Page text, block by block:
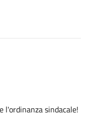
l'ordinanza sindacale!